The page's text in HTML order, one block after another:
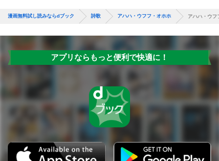
漫画無料試し読みならdブック 詩歌 アハハ・ウフフ・オホホ アハハ・ウフ
アプリならもっと便利で快適に！